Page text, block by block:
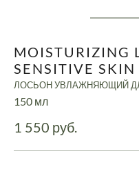
MOISTURIZING
SENSITIVE SKIN
ЛОСЬОН УВЛАЖНЯЮЩИЙ
150 мл
1 550 руб.